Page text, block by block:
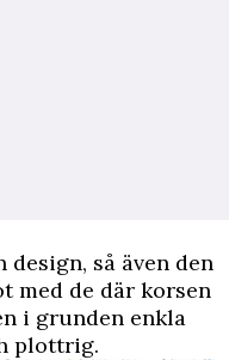
så även den
med de där korsen
i grunden enkla
plottrig.